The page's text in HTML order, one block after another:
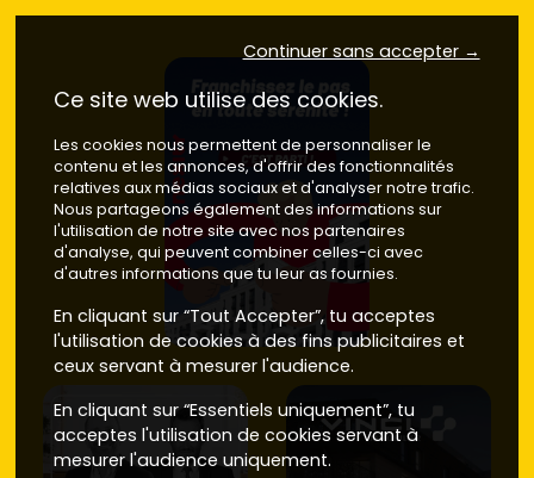
Continuer sans accepter →
Ce site web utilise des cookies.
Les cookies nous permettent de personnaliser le
contenu et les annonces, d'offrir des fonctionnalités
relatives aux médias sociaux et d'analyser notre trafic.
Nous partageons également des informations sur
l'utilisation de notre site avec nos partenaires
d'analyse, qui peuvent combiner celles-ci avec
d'autres informations que tu leur as fournies.
En cliquant sur “Tout Accepter”, tu acceptes
l'utilisation de cookies à des fins publicitaires et
ceux servant à mesurer l'audience.
En cliquant sur “Essentiels uniquement”, tu
acceptes l'utilisation de cookies servant à
mesurer l'audience uniquement.